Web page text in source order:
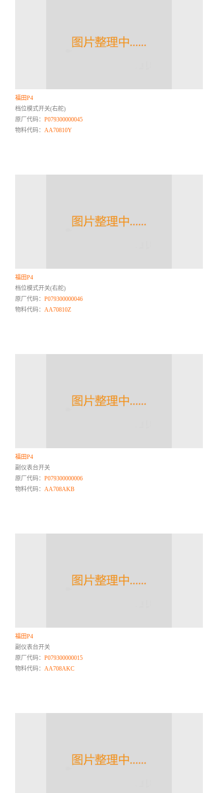
福田P4
档位模式开关(右舵)
原厂代码：P079300000045
物料代码：AA70810Y
福田P4
档位模式开关(右舵)
原厂代码：P079300000046
物料代码：AA70810Z
福田P4
副仪表台开关
原厂代码：P079300000006
物料代码：AA708AKB
福田P4
副仪表台开关
原厂代码：P079300000015
物料代码：AA708AKC